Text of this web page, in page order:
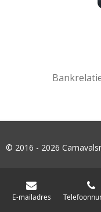
© 2016 - 2026
E-mailadres